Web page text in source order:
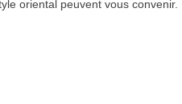
oriental peuvent vous convenir.